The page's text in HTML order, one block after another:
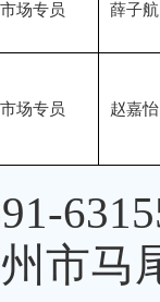
市场专员 薛子航
市场专员 赵嘉怡
市马